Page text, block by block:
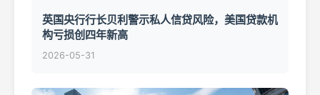
英国央行行长贝利警示私人信贷风险，美国贷款机
构亏损创四年新高
2026-05-31